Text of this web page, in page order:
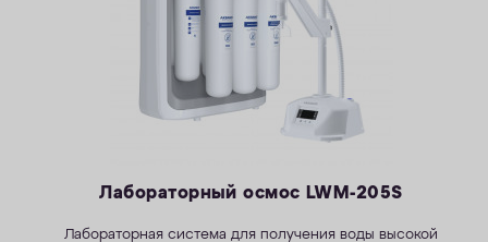
Лабораторный осмос LWM-205S
Лабораторная система для получения воды высокой